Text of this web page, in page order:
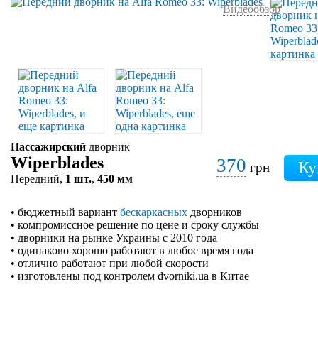
Видеообзор
Пассажирский дворник
Wiperblades
Передний, 1 шт., 450 мм
370 грн
• бюджетный вариант бескаркасных дворников
• компромиссное решение по цене и сроку службы
• дворники на рынке Украины с 2010 года
• одинаково хорошо работают в любое время года
• отлично работают при любой скорости
• изготовлены под контролем dvorniki.ua в Китае